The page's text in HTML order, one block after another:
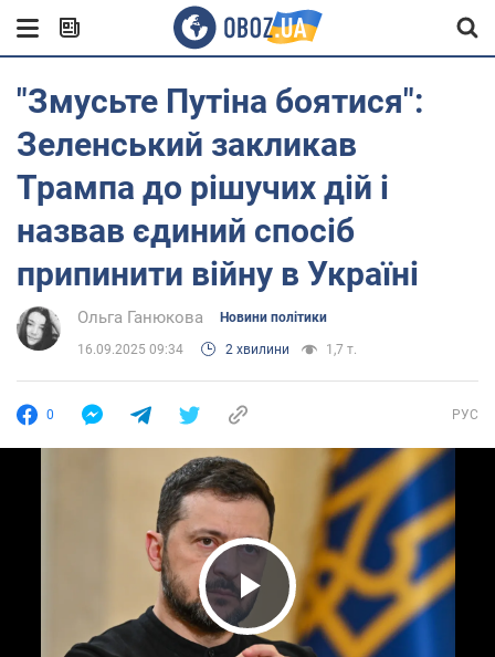
"Змусьте Путіна боятися":
Зеленський закликав
Трампа до рішучих дій і
назвав єдиний спосіб
припинити війну в Україні
Ольга Ганюкова Новини політики
16.09.2025 09:34 2 хвилини 1,7 т.
0 РУС
Play Video